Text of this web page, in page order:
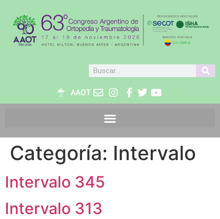
AAOT
Categoría: Intervalo
Intervalo 345
Intervalo 313